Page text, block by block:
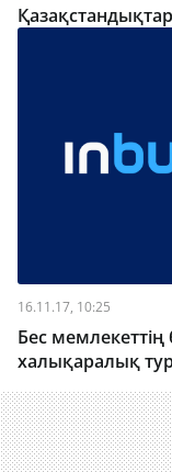
16.11.17, 10:25
Бес